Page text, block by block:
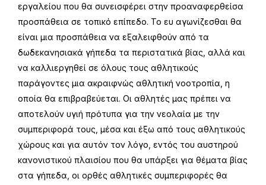
εργαλείου που θα συνεισφέρει στην προαναφερθείσα
προσπάθεια σε τοπικό επίπεδο. Το ευ αγωνίζεσθαι θα
είναι μια προσπάθεια να εξαλειφθούν από τα
δωδεκανησιακά γήπεδα τα περιστατικά βίας, αλλά και
να καλλιεργηθεί σε όλους τους αθλητικούς
παράγοντες μια ακραιφνώς αθλητική νοοτροπία, η
οποία θα επιβραβεύεται. Οι αθλητές μας πρέπει να
αποτελούν υγιή πρότυπα για την νεολαία με την
συμπεριφορά τους, μέσα και έξω από τους αθλητικούς
χώρους και για αυτόν τον λόγο, εντός του αυστηρού
κανονιστικού πλαισίου που θα υπάρξει για θέματα βίας
στα γήπεδα, οι ορθές αθλητικές συμπεριφορές θα